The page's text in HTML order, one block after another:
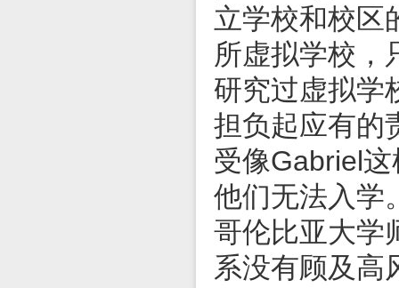
立学校和校区
所虚拟学校，
研究过虚拟学
担负起应有的
受像Gabriel
他们无法入学
哥伦比亚大学
系没有顾及高